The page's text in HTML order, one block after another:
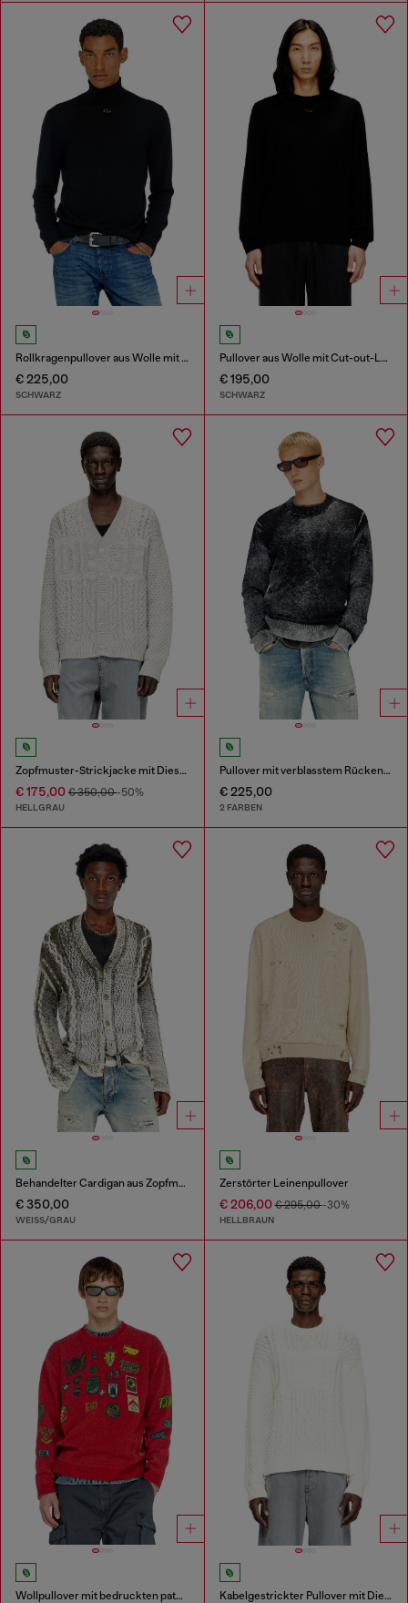
Rollkragenpullover aus Wolle mit Cutout-Logo
€ 225,00
SCHWARZ
Pullover aus Wolle mit Cut-out-Logo
€ 195,00
SCHWARZ
Zopfmuster-Strickjacke mit Diesel-Logo
€ 175,00 € 350,00-50%
HELLGRAU
Pullover mit verblasstem Rückendruck
€ 225,00
2 FARBEN
Behandelter Cardigan aus Zopfmusterstrick
€ 350,00
WEISS/GRAU
Zerstörter Leinenpullover
€ 206,00€ 295,00-30%
HELLBRAUN
Wollpullover mit bedruckten patches Kabelgestrickter Pullover mit Diesel-Logo